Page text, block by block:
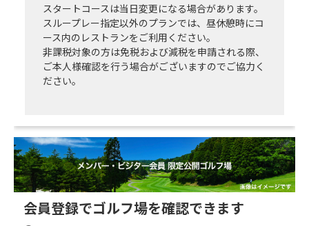
スタートコースは当日変更になる場合があります。
スループレー指定以外のプランでは、昼休憩時にコ
ース内のレストランをご利用ください。
非課税対象の方は免税および減税を申請される際、
ご本人様確認を行う場合がございますのでご協力く
ださい。
会員登録でゴルフ場を確認できます